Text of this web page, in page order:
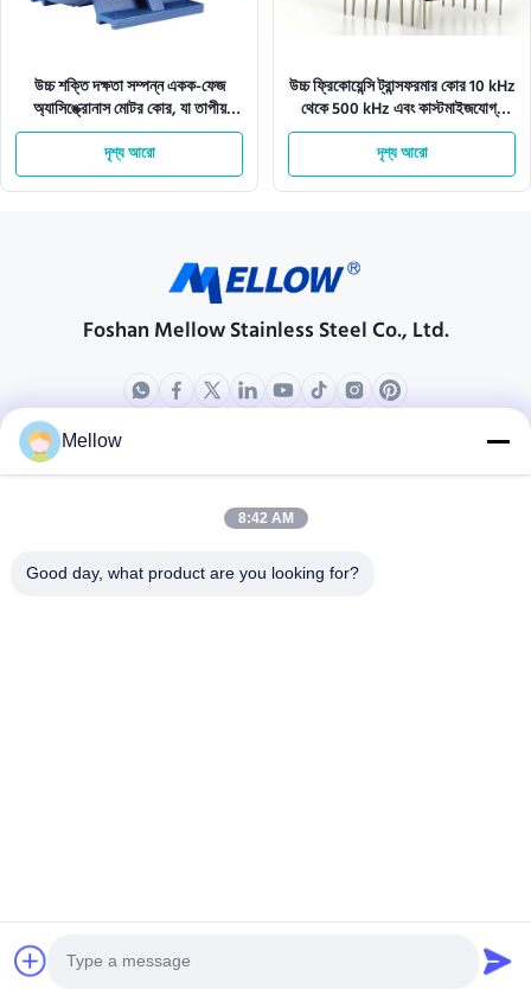
উচ্চ শক্তি দক্ষতা সম্পন্ন একক-ফেজ
অ্যাসিঙ্ক্রোনাস মোটর কোর, যা তাপীয়
স্থিতিশীলতার জন্য কম শব্দ এবং কম্পন সহ
দৃশ্য আরো
উচ্চ ফ্রিকোয়েন্সি ট্রান্সফরমার কোর 10 kHz
থেকে 500 kHz এবং কাস্টমাইজযোগ্য
মাত্রা জন্য উচ্চ গ্রেড সিলিকন ইস্পাত সঙ্গে
দৃশ্য আরো
Foshan Mellow Stainless Steel Co., Ltd.
পণ্য
কোম্পানির প্রোফাইল
গুণমান নিয়ন্ত্রণ
গোপনীয়তা নীতি কপিরাইট © 2025-2026 Foshan Mellow Stainless Steel Co., Ltd.. সমস্ত
Mellow
8:42 AM
Good day, what product are you looking for?